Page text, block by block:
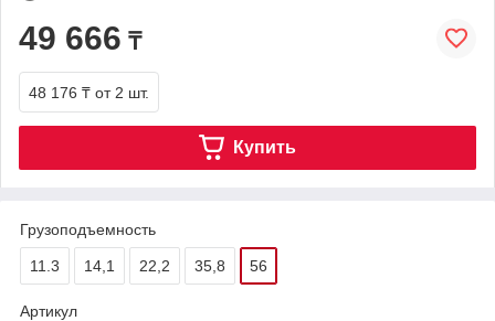
49 666 ₸
48 176 ₸ от 2 шт.
Купить
Грузоподъемность
11.3 14,1 22,2 35,8 56
Артикул